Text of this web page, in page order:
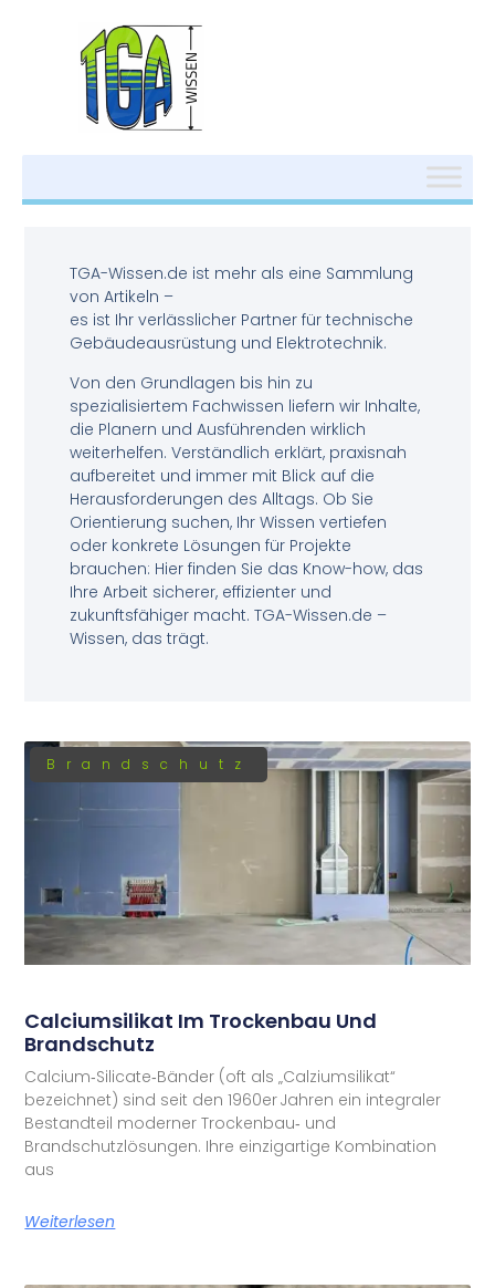
TGA-Wissen.de ist mehr als eine Sammlung
von Artikeln –
es ist Ihr verlässlicher Partner für technische
Gebäudeausrüstung und Elektrotechnik.
Von den Grundlagen bis hin zu
spezialisiertem Fachwissen liefern wir Inhalte,
die Planern und Ausführenden wirklich
weiterhelfen. Verständlich erklärt, praxisnah
aufbereitet und immer mit Blick auf die
Herausforderungen des Alltags. Ob Sie
Orientierung suchen, Ihr Wissen vertiefen
oder konkrete Lösungen für Projekte
brauchen: Hier finden Sie das Know-how, das
Ihre Arbeit sicherer, effizienter und
zukunftsfähiger macht. TGA-Wissen.de –
Wissen, das trägt.
Brandschutz
Calciumsilikat Im Trockenbau Und
Brandschutz
Calcium‑Silicate‑Bänder (oft als „Calziumsilikat“
bezeichnet) sind seit den 1960er Jahren ein integraler
Bestandteil moderner Trockenbau‑ und
Brandschutzlösungen. Ihre einzigartige Kombination
aus
Weiterlesen